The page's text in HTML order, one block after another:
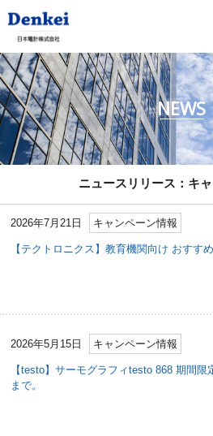
ニュースリリース
企業情報
投資家情報
展示会・セミナー情報
NEWS
ニュースリリース：キ
2026年7月21日 キャンペーン情報
【テクトロニクス】教育機関向け おすす
2026年5月15日 キャンペーン情報
【testo】サーモグラフィtesto 868 期間
まで。